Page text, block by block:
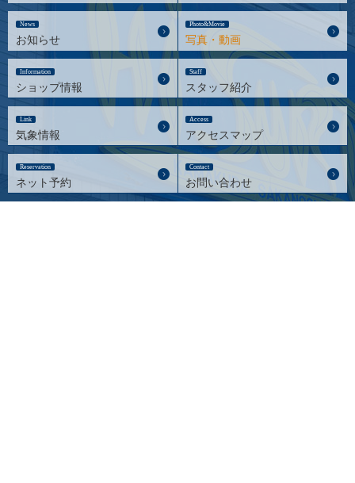
News
お知らせ
Photo&Movie
写真・動画
Information
ショップ情報
Staff
スタッフ紹介
Link
気象情報
Access
アクセスマップ
Reservation
ネット予約
Contact
お問い合わせ